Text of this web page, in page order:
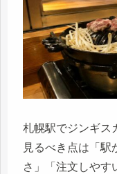
札幌駅でジンギス
見るべき点は「駅
さ」「注文しやす